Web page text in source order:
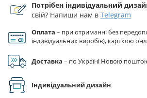
ОПБр
(окрема
президентська
бригада)
Богдана
червоно-
чорний
Потрібен індивідуальний
свій? Напиши нам в Telegram
Оплата – при отриманні без
індивідуальних виробів), карткою
Доставка – по Україні Новою
Індивідуальний дизайн